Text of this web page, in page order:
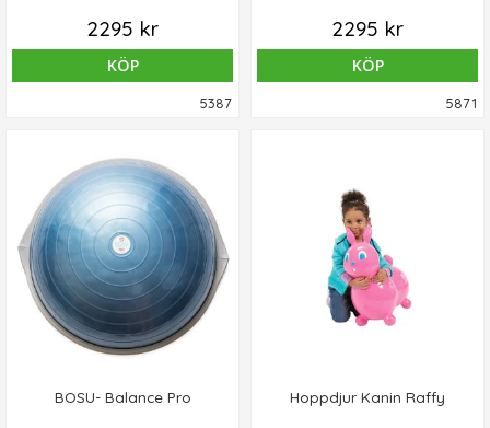
olika övningar inom rehab,
fysioterapi och träning.
2295 kr
KÖP
5387
2295 kr
KÖP
5871
BOSU- Balance Pro Hoppdjur Kanin Raffy